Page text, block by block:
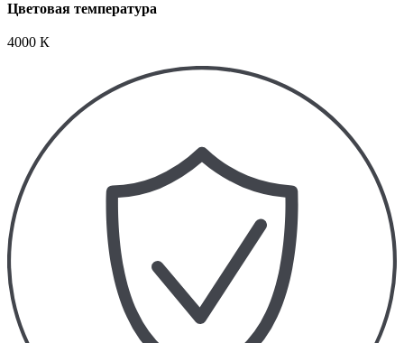
Цветовая температура
4000 К